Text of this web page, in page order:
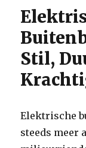
Stil,
Elektrische
steeds meer